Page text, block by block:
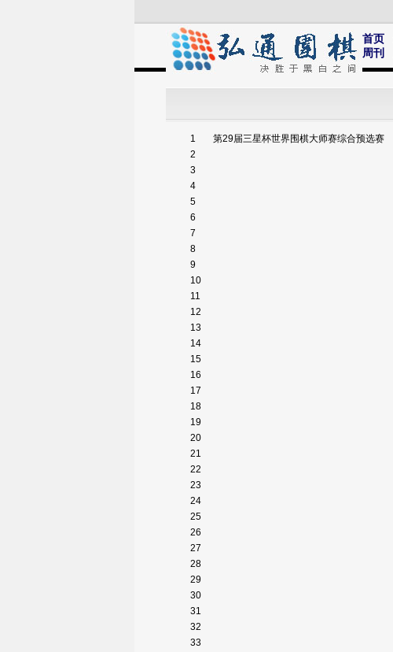
首页
周刊
1 第29届三星杯世界围棋大师赛综合预选赛
2
3
4
5
6
7
8
9
10
11
12
13
14
15
16
17
18
19
20
21
22
23
24
25
26
27
28
29
30
31
32
33